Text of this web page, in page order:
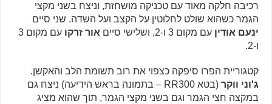
רכיבה חלקה מאוד עם טכניקה מושחזת, וניצח בשני מקצי
הגמר כשהוא שולט לחלוטין על הקצב ועל השדה. שני סיים
ינעם אודין עם מקום 3 ו-2, ושלישי סיים אור זרקו
עם מקום 3
ו-2.
קטגוריית הפרו סיפקה כצפוי את רוב תשומת הלב והאקשן.
ג'וני ווקר
(בטא RR300 – בתמונה בראש הידיעה) ניצח גם
במקצה חצי הגמר וגם בשני מקצי הגמר, תוך שהוא מציג